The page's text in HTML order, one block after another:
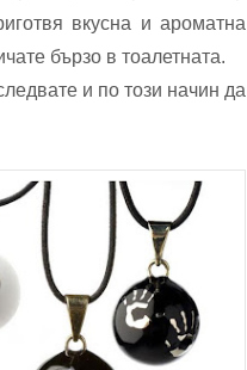
вкусна и ароматна
бързо в тоалетната.
и по този начин да